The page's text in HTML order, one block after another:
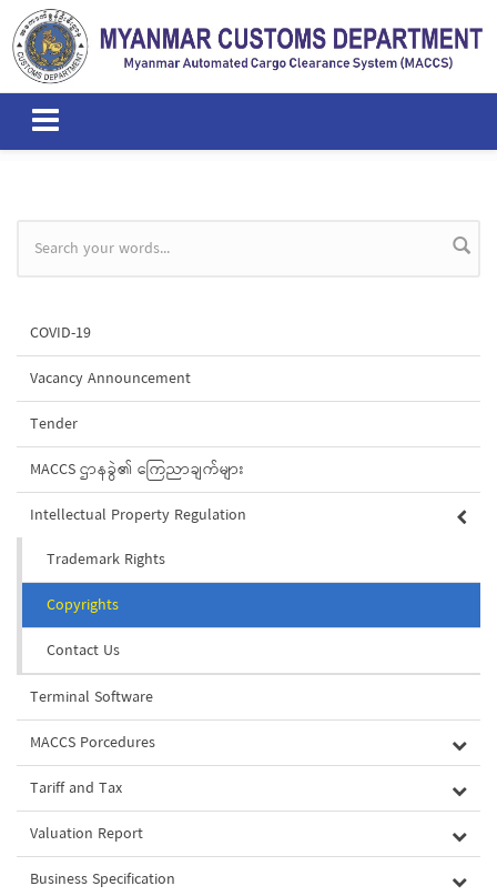
Skip to main content
Search form
COVID-19
Vacancy Announcement
Tender
MACCS ဌာနခွဲ၏ ကြေညာချက်များ
Intellectual Property Regulation
Trademark Rights
Copyrights
Contact Us
Terminal Software
MACCS Porcedures
Tariff and Tax
Valuation Report
Business Specification